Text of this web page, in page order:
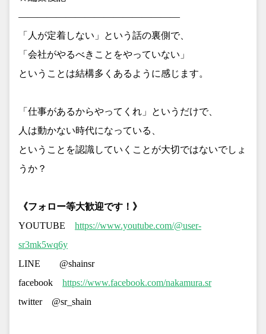
—————————————————
「人が定着しない」という話の裏側で、
「会社がやるべきことをやっていない」
ということは結構多くあるように感じます。
「仕事があるからやってくれ」というだけで、
人は動かない時代になっている、
ということを認識していくことが大切ではないでしょ
うか？
《フォロー等大歓迎です！》
YOUTUBE https://www.youtube.com/@user-
sr3mk5wq6y
LINE @shainsr
facebook https://www.facebook.com/nakamura.sr
twitter @sr_shain